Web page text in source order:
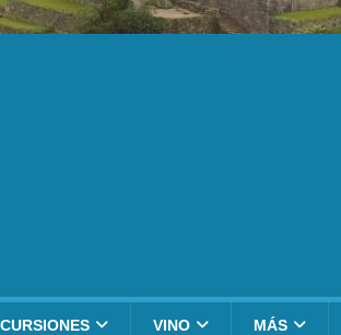
VINO MÁS